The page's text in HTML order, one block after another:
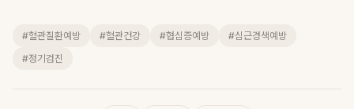
#혈관질환예방 #혈관건강 #협심증예방
#심근경색예방
#정기검진